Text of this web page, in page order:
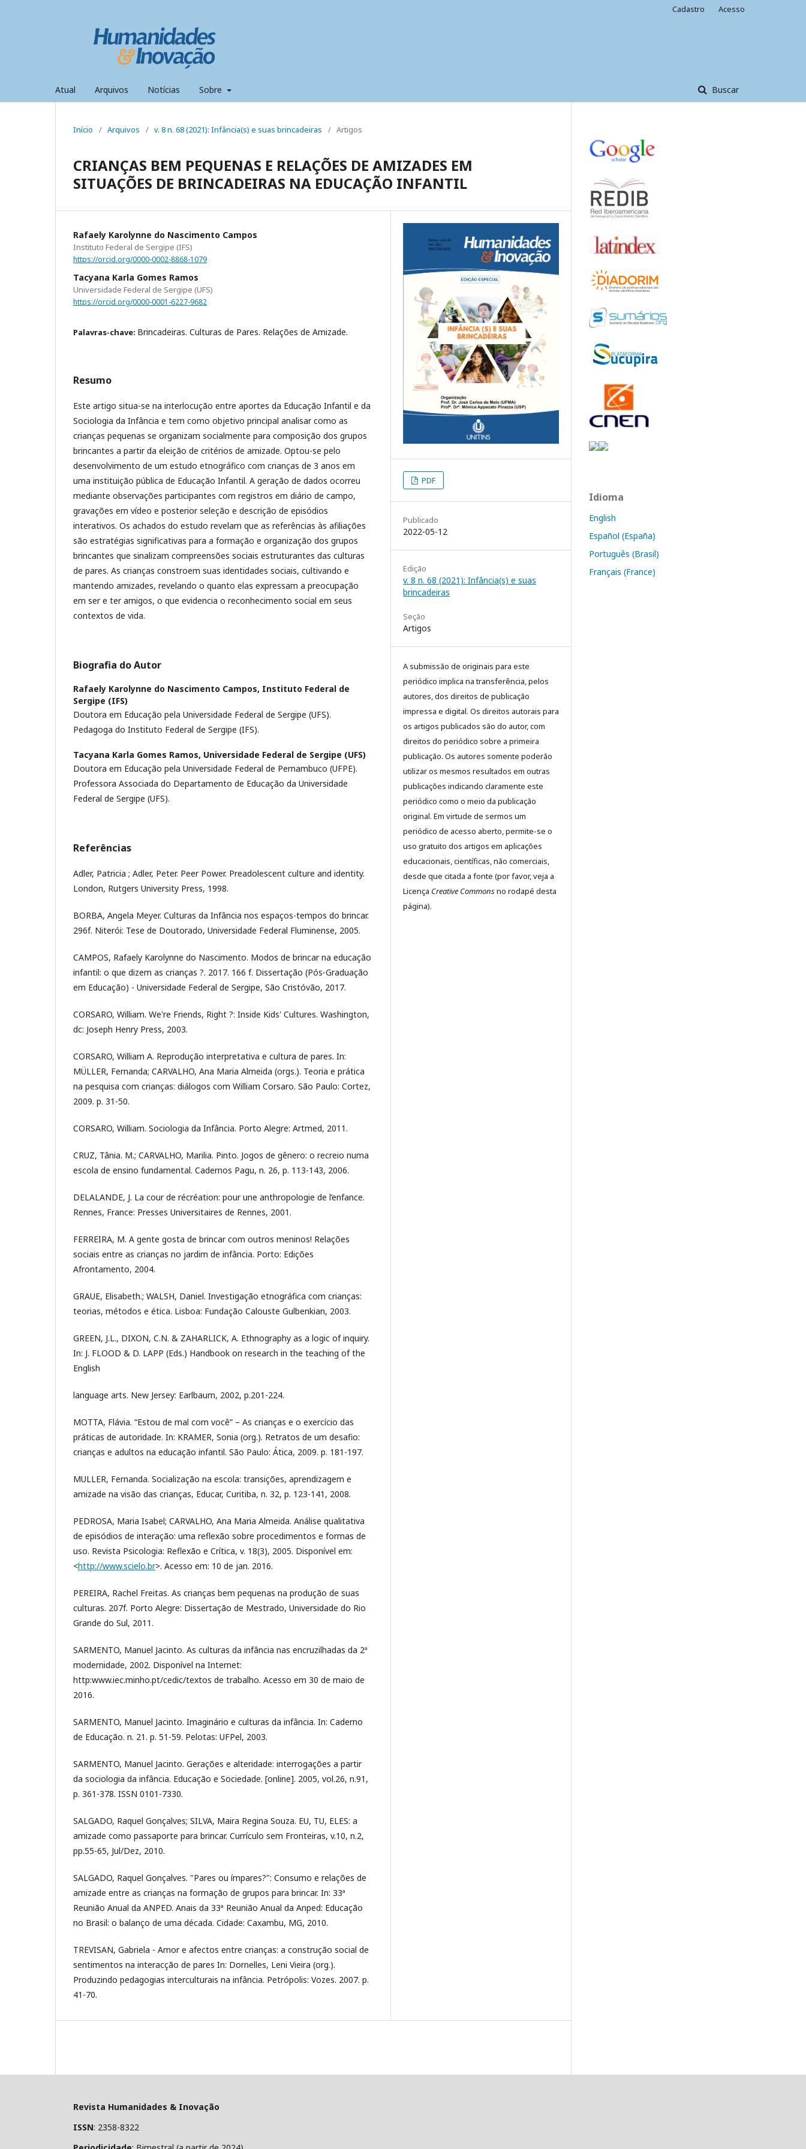
Atual Arquivos Notícias Sobre Buscar
Cadastro Acesso
Início / Arquivos / v. 8 n. 68 (2021): Infância(s) e suas brincadeiras / Artigos
CRIANÇAS BEM PEQUENAS E RELAÇÕES DE AMIZADES EM
SITUAÇÕES DE BRINCADEIRAS NA EDUCAÇÃO INFANTIL
Rafaely Karolynne do Nascimento Campos
Instituto Federal de Sergipe (IFS)
https://orcid.org/0000-0002-8868-1079
Tacyana Karla Gomes Ramos
Universidade Federal de Sergipe (UFS)
https://orcid.org/0000-0001-6227-9682
Palavras-chave: Brincadeiras. Culturas de Pares. Relações de Amizade.
Resumo
Este artigo situa-se na interlocução entre aportes da Educação Infantil e da
Sociologia da Infância e tem como objetivo principal analisar como as
crianças pequenas se organizam socialmente para composição dos grupos
brincantes a partir da eleição de critérios de amizade. Optou-se pelo
desenvolvimento de um estudo etnográfico com crianças de 3 anos em
uma instituição pública de Educação Infantil. A geração de dados ocorreu
mediante observações participantes com registros em diário de campo,
gravações em vídeo e posterior seleção e descrição de episódios
interativos. Os achados do estudo revelam que as referências às afiliações
são estratégias significativas para a formação e organização dos grupos
brincantes que sinalizam compreensões sociais estruturantes das culturas
de pares. As crianças constroem suas identidades sociais, cultivando e
mantendo amizades, revelando o quanto elas expressam a preocupação
em ser e ter amigos, o que evidencia o reconhecimento social em seus
contextos de vida.
Biografia do Autor
Rafaely Karolynne do Nascimento Campos, Instituto Federal de
Sergipe (IFS)
Doutora em Educação pela Universidade Federal de Sergipe (UFS).
Pedagoga do Instituto Federal de Sergipe (IFS).
Tacyana Karla Gomes Ramos, Universidade Federal de Sergipe (UFS)
Doutora em Educação pela Universidade Federal de Pernambuco (UFPE).
Professora Associada do Departamento de Educação da Universidade
Federal de Sergipe (UFS).
Referências
Adler, Patricia ; Adler, Peter. Peer Power. Preadolescent culture and identity.
London, Rutgers University Press, 1998.
BORBA, Angela Meyer. Culturas da Infância nos espaços-tempos do brincar.
296f. Niterói: Tese de Doutorado, Universidade Federal Fluminense, 2005.
CAMPOS, Rafaely Karolynne do Nascimento. Modos de brincar na educação
infantil: o que dizem as crianças ?. 2017. 166 f. Dissertação (Pós-Graduação
em Educação) - Universidade Federal de Sergipe, São Cristóvão, 2017.
CORSARO, William. We're Friends, Right ?: Inside Kids' Cultures. Washington,
dc: Joseph Henry Press, 2003.
CORSARO, William A. Reprodução interpretativa e cultura de pares. In:
MÜLLER, Fernanda; CARVALHO, Ana Maria Almeida (orgs.). Teoria e prática
na pesquisa com crianças: diálogos com William Corsaro. São Paulo: Cortez,
2009. p. 31-50.
CORSARO, William. Sociologia da Infância. Porto Alegre: Artmed, 2011.
CRUZ, Tânia. M.; CARVALHO, Marilia. Pinto. Jogos de gênero: o recreio numa
escola de ensino fundamental. Cadernos Pagu, n. 26, p. 113-143, 2006.
DELALANDE, J. La cour de récréation: pour une anthropologie de l’enfance.
Rennes, France: Presses Universitaires de Rennes, 2001.
FERREIRA, M. A gente gosta de brincar com outros meninos! Relações
sociais entre as crianças no jardim de infância. Porto: Edições
Afrontamento, 2004.
GRAUE, Elisabeth.; WALSH, Daniel. Investigação etnográfica com crianças:
teorias, métodos e ética. Lisboa: Fundação Calouste Gulbenkian, 2003.
GREEN, J.L., DIXON, C.N. & ZAHARLICK, A. Ethnography as a logic of inquiry.
In: J. FLOOD & D. LAPP (Eds.) Handbook on research in the teaching of the
English
language arts. New Jersey: Earlbaum, 2002, p.201-224.
MOTTA, Flávia. “Estou de mal com você” – As crianças e o exercício das
práticas de autoridade. In: KRAMER, Sonia (org.). Retratos de um desafio:
crianças e adultos na educação infantil. São Paulo: Ática, 2009. p. 181-197.
MULLER, Fernanda. Socialização na escola: transições, aprendizagem e
amizade na visão das crianças, Educar, Curitiba, n. 32, p. 123-141, 2008.
PEDROSA, Maria Isabel; CARVALHO, Ana Maria Almeida. Análise qualitativa
de episódios de interação: uma reflexão sobre procedimentos e formas de
uso. Revista Psicologia: Reflexão e Crítica, v. 18(3), 2005. Disponível em:
<http://www.scielo.br>. Acesso em: 10 de jan. 2016.
PEREIRA, Rachel Freitas. As crianças bem pequenas na produção de suas
culturas. 207f. Porto Alegre: Dissertação de Mestrado, Universidade do Rio
Grande do Sul, 2011.
SARMENTO, Manuel Jacinto. As culturas da infância nas encruzilhadas da 2ª
modernidade, 2002. Disponível na Internet:
http:www.iec.minho.pt/cedic/textos de trabalho. Acesso em 30 de maio de
2016.
SARMENTO, Manuel Jacinto. Imaginário e culturas da infância. In: Caderno
de Educação. n. 21. p. 51-59. Pelotas: UFPel, 2003.
SARMENTO, Manuel Jacinto. Gerações e alteridade: interrogações a partir
da sociologia da infância. Educação e Sociedade. [online]. 2005, vol.26, n.91,
p. 361-378. ISSN 0101-7330.
SALGADO, Raquel Gonçalves; SILVA, Maira Regina Souza. EU, TU, ELES: a
amizade como passaporte para brincar. Currículo sem Fronteiras, v.10, n.2,
pp.55-65, Jul/Dez, 2010.
SALGADO, Raquel Gonçalves. "Pares ou ímpares?": Consumo e relações de
amizade entre as crianças na formação de grupos para brincar. In: 33ª
Reunião Anual da ANPED. Anais da 33ª Reunião Anual da Anped: Educação
no Brasil: o balanço de uma década. Cidade: Caxambu, MG, 2010.
TREVISAN, Gabriela - Amor e afectos entre crianças: a construção social de
sentimentos na interacção de pares In: Dornelles, Leni Vieira (org.).
Produzindo pedagogias interculturais na infância. Petrópolis: Vozes. 2007. p.
41-70.
PDF
Publicado
2022-05-12
Edição
v. 8 n. 68 (2021): Infância(s) e suas
brincadeiras
Seção
Artigos
A submissão de originais para este
periódico implica na transferência, pelos
autores, dos direitos de publicação
impressa e digital. Os direitos autorais para
os artigos publicados são do autor, com
direitos do periódico sobre a primeira
publicação. Os autores somente poderão
utilizar os mesmos resultados em outras
publicações indicando claramente este
periódico como o meio da publicação
original. Em virtude de sermos um
periódico de acesso aberto, permite-se o
uso gratuito dos artigos em aplicações
educacionais, científicas, não comerciais,
desde que citada a fonte (por favor, veja a
Licença Creative Commonsno rodapé desta
página).
Idioma
English
Español (España)
Português (Brasil)
Français (France)
Revista Humanidades & Inovação
ISSN: 2358-8322